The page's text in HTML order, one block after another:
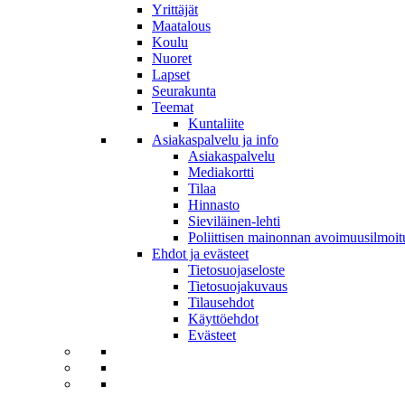
Yrittäjät
Maatalous
Koulu
Nuoret
Lapset
Seurakunta
Teemat
Kuntaliite
Asiakaspalvelu ja info
Asiakaspalvelu
Mediakortti
Tilaa
Hinnasto
Sieviläinen-lehti
Poliittisen mainonnan
Ehdot ja evästeet
Tietosuojaseloste
Tietosuojakuvaus
Tilausehdot
Käyttöehdot
Evästeet